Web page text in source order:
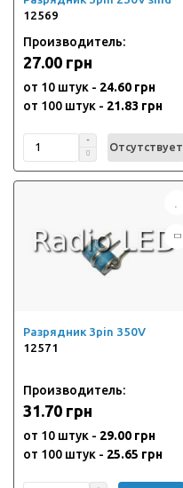
12569
Производитель:
27.00 грн
от 10 штук - 24.60 грн
от 100 штук - 21.83 грн
Отсутствует
Разрядник 3pin 350V
12571
Производитель:
31.70 грн
от 10 штук - 29.00 грн
от 100 штук - 25.65 грн